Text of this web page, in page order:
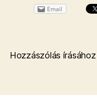
Email
Hozzászólás írásához